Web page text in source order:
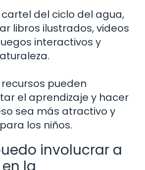
del ciclo del agua,
libros ilustrados, videos
interactivos y
pueden
el aprendizaje y hacer
sea más atractivo y
los niños.
involucrar a